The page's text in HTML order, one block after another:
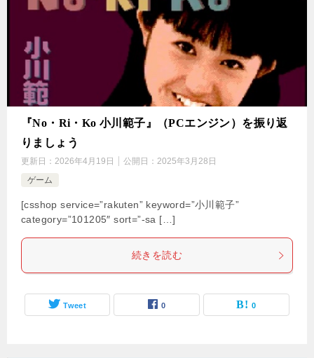
『No・Ri・Ko 小川範子』（PCエンジン）を振り返
りましょう
更新日： 2026年4月19日 公開日： 2025年3月28日
ゲーム
[csshop service=”rakuten” keyword=”小川範子”
category=”101205″ sort=”-sa […]
続きを読む
Tweet 0 0